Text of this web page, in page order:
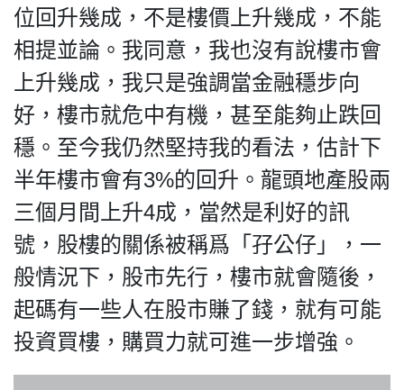
All
rights
reserved.
位回升幾成，不是樓價上升幾成，不能
相提並論。我同意，我也沒有說樓市會
上升幾成，我只是強調當金融穩步向
好，樓市就危中有機，甚至能夠止跌回
穩。至今我仍然堅持我的看法，估計下
半年樓市會有3%的回升。龍頭地產股兩
三個月間上升4成，當然是利好的訊
號，股樓的關係被稱爲「孖公仔」，一
般情況下，股市先行，樓市就會隨後，
起碼有一些人在股市賺了錢，就有可能
投資買樓，購買力就可進一步增強。